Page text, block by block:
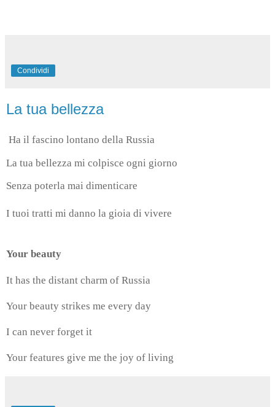
Condividi
La tua bellezza
Ha il fascino lontano della Russia
La tua bellezza mi colpisce ogni giorno
Senza poterla mai dimenticare
I tuoi tratti mi danno la gioia di vivere
Your beauty
It has the distant charm of Russia
Your beauty strikes me every day
I can never forget it
Your features give me the joy of living